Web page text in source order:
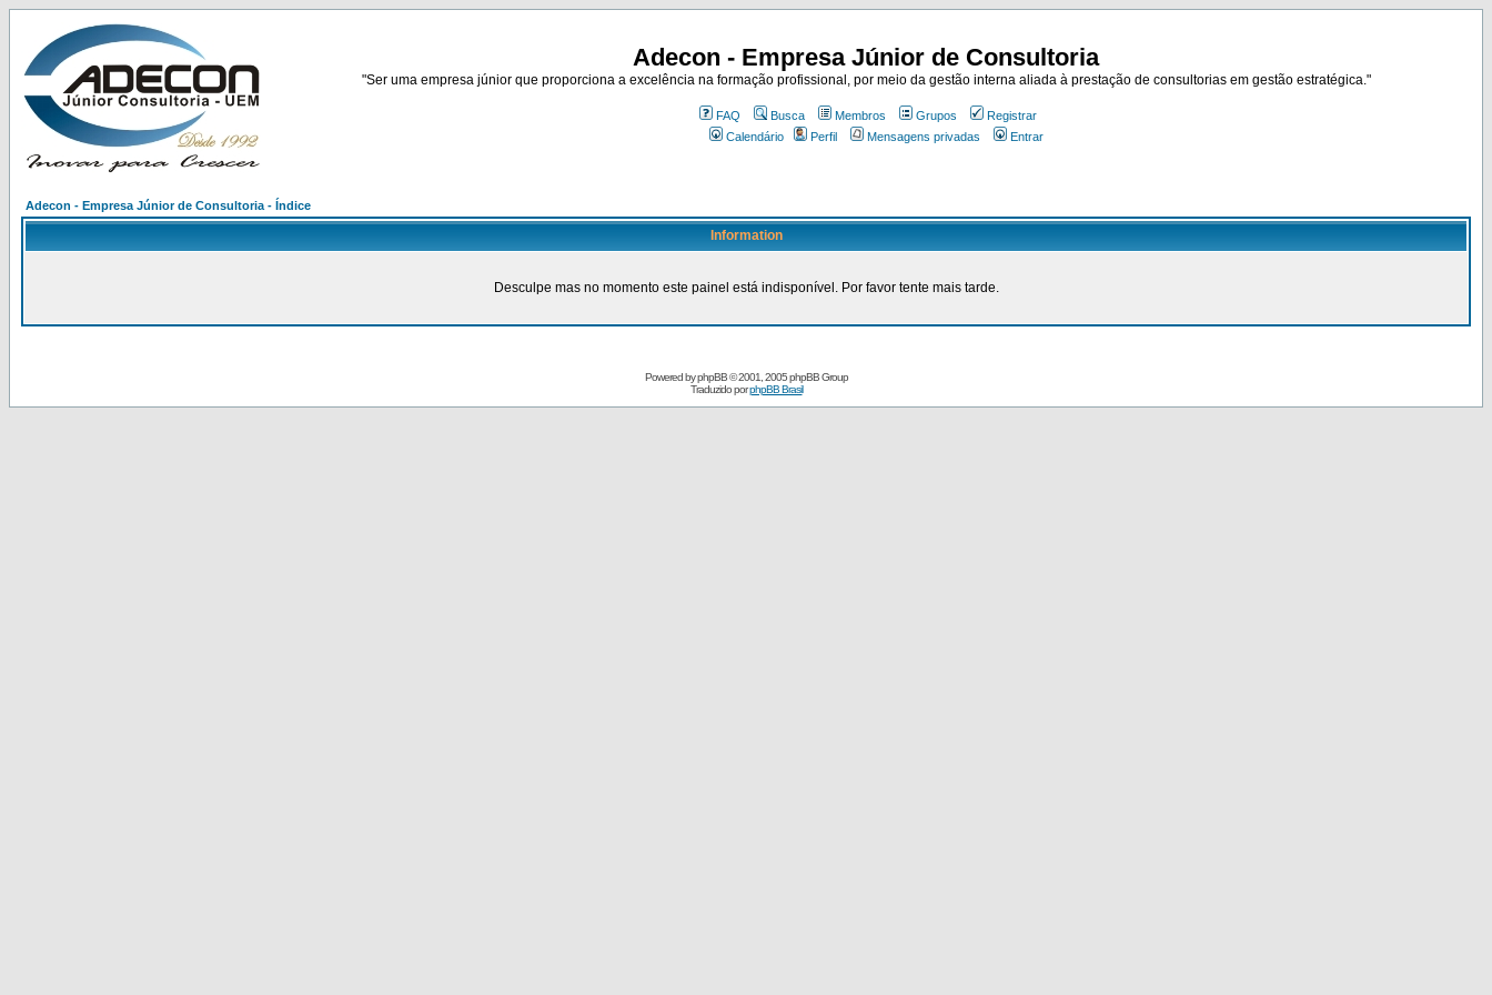
Adecon - Empresa Júnior de Consultoria
"Ser uma empresa júnior que proporciona a excelência na formação profissional, por meio da gestão interna aliada à prestação de consultorias em gestão estratégica."
FAQ Busca Membros Grupos
Registrar
Calendário
Perfil Mensagens privadas Entrar
Adecon - Empresa Júnior de Consultoria - Índice
Information
Desculpe mas no momento este painel está indisponível. Por favor tente mais tarde.
Powered byphpBB© 2001, 2005 phpBB Group
Traduzido porphpBB Brasil